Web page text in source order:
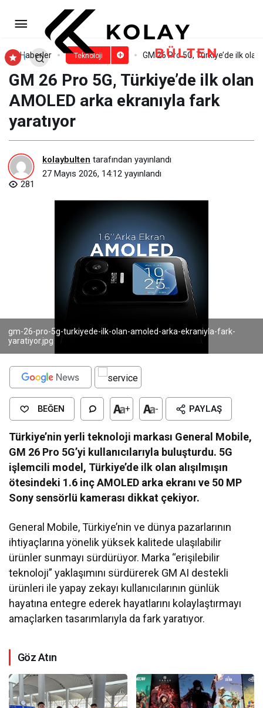
Haberler Teknoloji GM 26 Pro 5G, Türkiye’de ilk
GM 26 Pro 5G, Türkiye’de ilk olan
AMOLED arka ekranıyla fark
yaratıyor
kolaybulten tarafından yayınlandı
27 Mayıs 2026, 14:12 yayınlandı
281
gm-26-pro-5g-turkiyede-ilk-olan-amoled-arka-ekraniyla-fark-
yaratiyor.jpg
BEĞEN + - PAYLAŞ
Türkiye’nin yerli teknoloji markası General Mobile,
GM 26 Pro 5G’yi kullanıcılarıyla buluşturdu. 5G
işlemcili model, Türkiye’de ilk olan alışılmışın
ötesindeki 1.6 inç AMOLED arka ekranı ve 50 MP
Sony sensörlü kamerası dikkat çekiyor.
General Mobile, Türkiye’nin ve dünya pazarlarının
ihtiyaçlarına yönelik yüksek kalitede ulaşılabilir
ürünler sunmayı sürdürüyor. Marka “erişilebilir
teknoloji” yaklaşımını sürdürerek GM AI destekli
ürünleri ile yapay zekayı kullanıcılarının günlük
hayatına entegre ederek hayatlarını kolaylaştırmayı
amaçlarken tasarımlarıyla da fark yaratıyor.
Göz Atın
Vodafone, 5G Kapsama
Liderliğini Müşterileriyle Kutluyor
Yorum Yap Paylaş